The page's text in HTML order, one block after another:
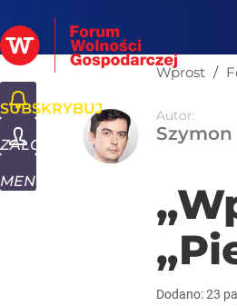
SUBSKRYBUJ
ZALOGUJ
MENU
Wprost /
Autor:
Dodano:23